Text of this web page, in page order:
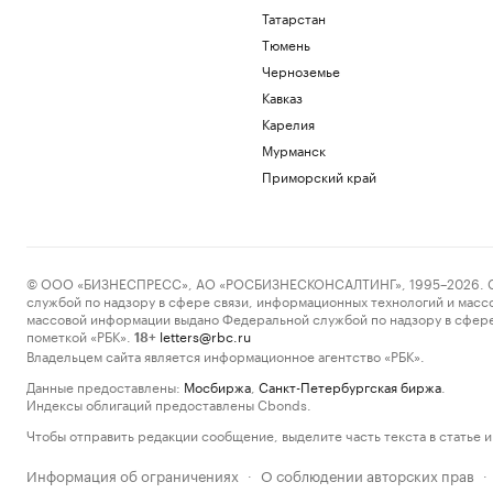
Татарстан
Тюмень
Черноземье
Кавказ
Карелия
Мурманск
Приморский край
© ООО «БИЗНЕСПРЕСС», АО «РОСБИЗНЕСКОНСАЛТИНГ», 1995–2026.
службой по надзору в сфере связи, информационных технологий и
массовой информации выдано Федеральной службой по надзору в
пометкой «РБК».
18+ letters@rbc.ru
Владельцем сайта является информационное агентство «РБК».
Данные предоставлены: Мосбиржа Санкт-Петербургская биржа
Индексы облигаций предоставлены Cbonds.
Чтобы отправить редакции сообщение, выделите часть текста в статье
Информация об ограничениях · О соблюдении авторских прав ·